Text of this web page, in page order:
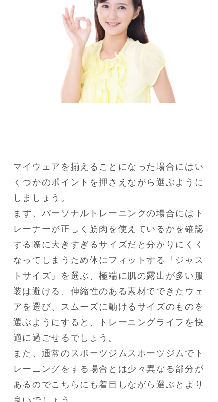
マイウェアを揃えることになった場合にはい
くつかのポイントを押さえながら選ぶように
しましょう。
まず、パーソナルトレーニングの場合にはト
レーナーが正しく筋肉を使えているかを確認
する際に大きすぎるサイズだと分かりにくく
なってしまうため体にフィットする「ジャス
トサイズ」を選ぶ、極端に肌の露出が多い服
装は避ける、伸縮性のある素材でできたウェ
アを選び、スムーズに動けるサイズのものを
選ぶようにすると、トレーニングライフを快
適に過ごせるでしょう。
また、通常のスポーツジムスポーツジムでト
レーニングをする場合とは少々異なる部分が
あるのでこちらにも着目しながら選ぶとより
良いでしょう。